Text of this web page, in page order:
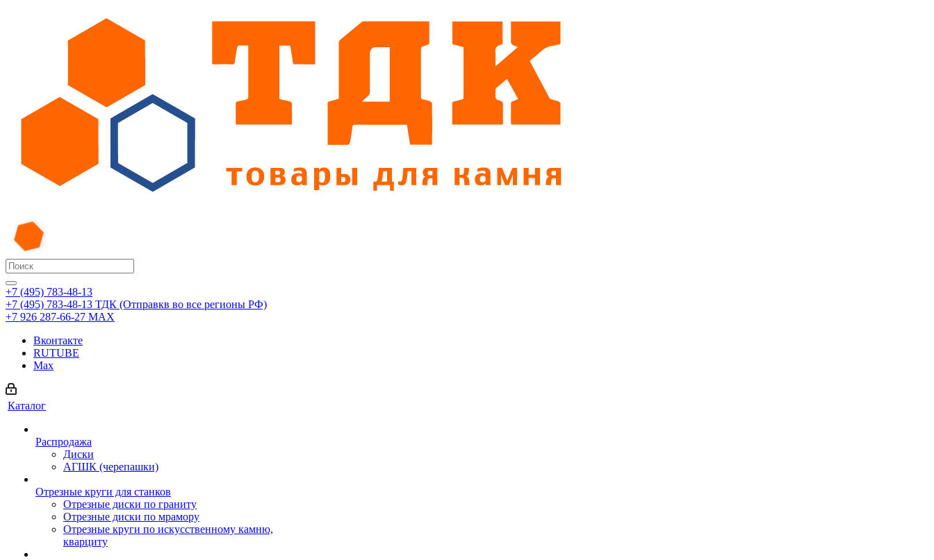
+7 (495) 783-48-13
+7 (495) 783-48-13 ТДК (Отправкв во все регионы РФ)
+7 926 287-66-27 МАХ
Вконтакте
RUTUBE
Max
Каталог
Распродажа
Диски
АГШК (черепашки)
Отрезные круги для станков
Отрезные диски по граниту
Отрезные диски по мрамору
Отрезные круги по искусственному камню,
кварциту